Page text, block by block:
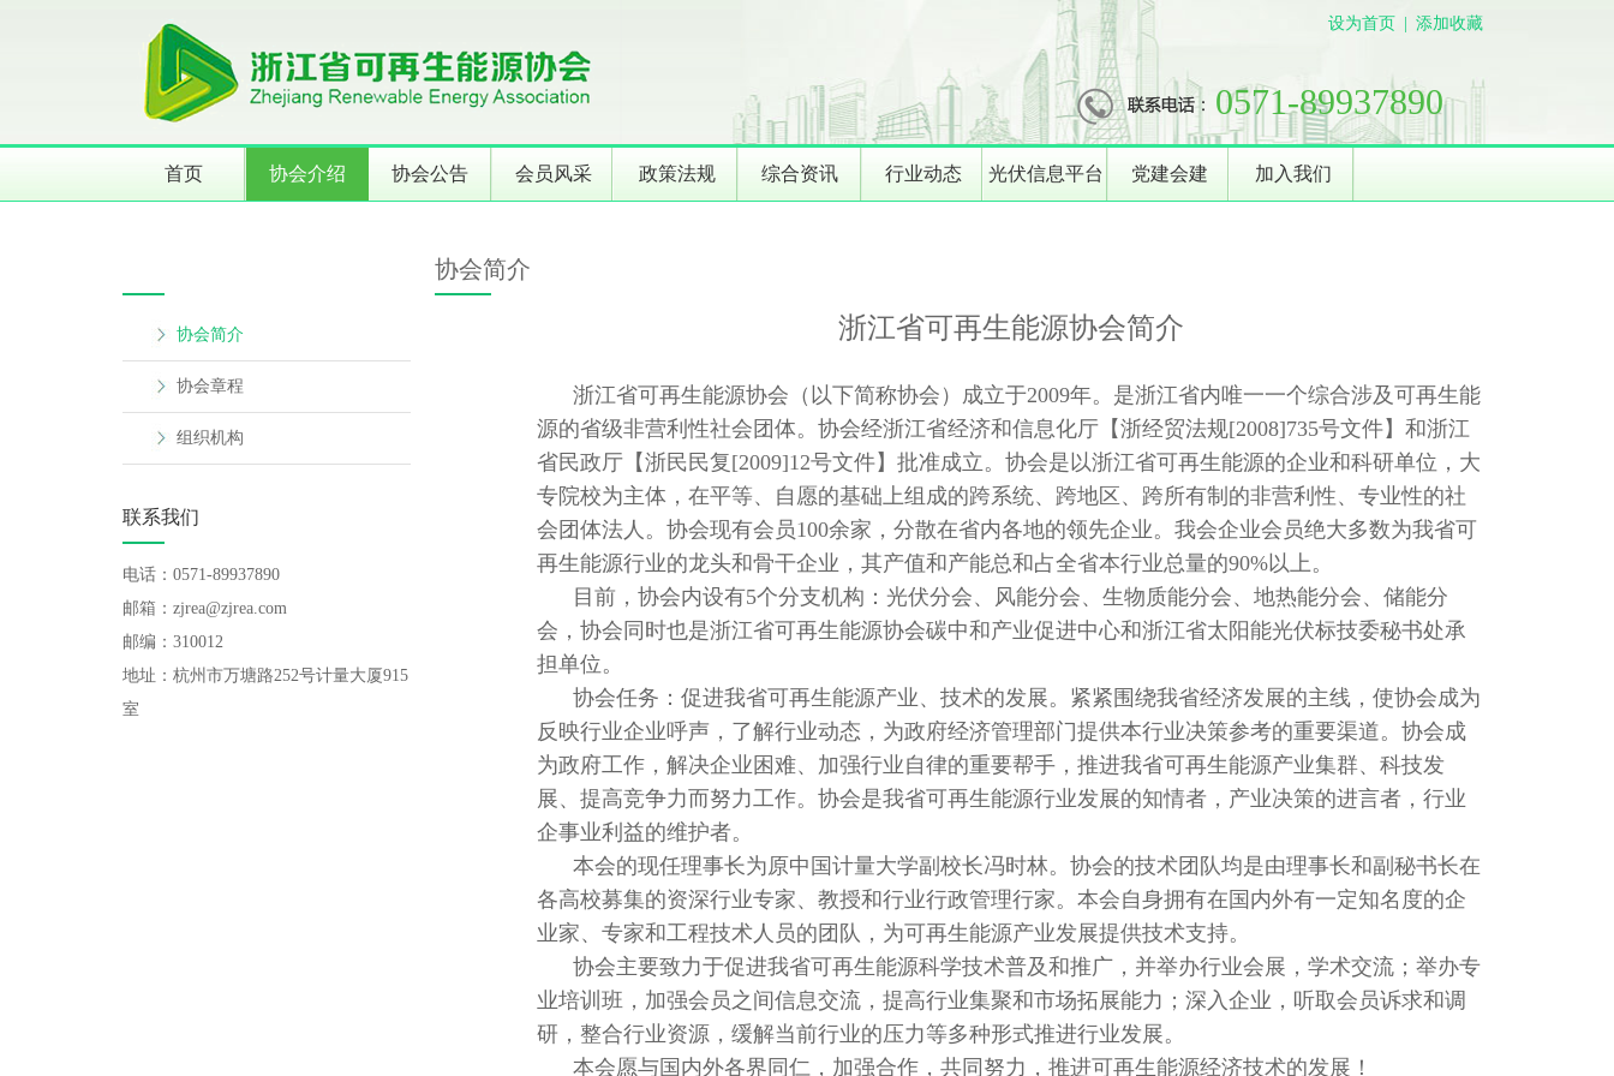
设为首页 添加收藏
0571-89937890
首页 协会介绍 协会公告 会员风采 政策法规 综合资讯 行业动态 光伏信息平台 党建会建 加入我们
协会简介
协会章程
组织机构
联系我们
电话：0571-89937890
邮箱：zjrea@zjrea.com
邮编：310012
地址：杭州市万塘路252号计量大厦915
室
协会简介
浙江省可再生能源协会简介
浙江省可再生能源协会（以下简称协会）成立于2009年。是浙江省内唯一一个综合涉及可再生能
源的省级非营利性社会团体。协会经浙江省经济和信息化厅【浙经贸法规[2008]735号文件】和浙江
省民政厅【浙民民复[2009]12号文件】批准成立。协会是以浙江省可再生能源的企业和科研单位，大
专院校为主体，在平等、自愿的基础上组成的跨系统、跨地区、跨所有制的非营利性、专业性的社
会团体法人。协会现有会员100余家，分散在省内各地的领先企业。我会企业会员绝大多数为我省可
再生能源行业的龙头和骨干企业，其产值和产能总和占全省本行业总量的90%以上。
目前，协会内设有5个分支机构：光伏分会、风能分会、生物质能分会、地热能分会、储能分
会，协会同时也是浙江省可再生能源协会碳中和产业促进中心和浙江省太阳能光伏标技委秘书处承
担单位。
协会任务：促进我省可再生能源产业、技术的发展。紧紧围绕我省经济发展的主线，使协会成为
反映行业企业呼声，了解行业动态，为政府经济管理部门提供本行业决策参考的重要渠道。协会成
为政府工作，解决企业困难、加强行业自律的重要帮手，推进我省可再生能源产业集群、科技发
展、提高竞争力而努力工作。协会是我省可再生能源行业发展的知情者，产业决策的进言者，行业
企事业利益的维护者。
本会的现任理事长为原中国计量大学副校长冯时林。协会的技术团队均是由理事长和副秘书长在
各高校募集的资深行业专家、教授和行业行政管理行家。本会自身拥有在国内外有一定知名度的企
业家、专家和工程技术人员的团队，为可再生能源产业发展提供技术支持。
协会主要致力于促进我省可再生能源科学技术普及和推广，并举办行业会展，学术交流；举办专
业培训班，加强会员之间信息交流，提高行业集聚和市场拓展能力；深入企业，听取会员诉求和调
研，整合行业资源，缓解当前行业的压力等多种形式推进行业发展。
本会愿与国内外各界同仁，加强合作，共同努力，推进可再生能源经济技术的发展！